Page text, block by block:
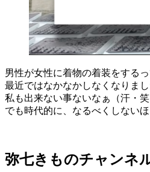
男性が女性に着物の着装をするっ
最近ではなかなかしなくなりま
私も出来ない事ないなぁ（汗・笑
でも時代的に、なるべくしない
弥七きものチャンネ